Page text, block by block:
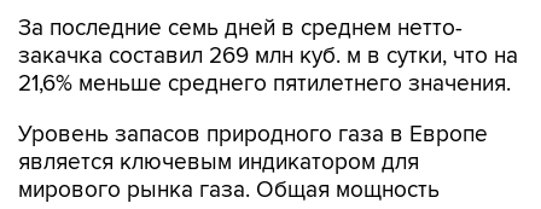
За последние семь дней в среднем нетто-
закачка составил 269 млн куб. м в сутки, что на
21,6% меньше среднего пятилетнего значения.
Уровень запасов природного газа в Европе
является ключевым индикатором для
мирового рынка газа. Общая мощность